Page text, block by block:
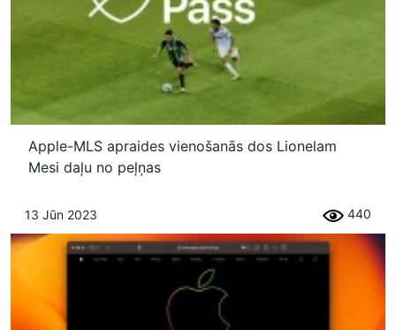
Apple-MLS apraides vienošanās dos Lionelam
Mesi daļu no peļņas
13 Jūn 2023 440